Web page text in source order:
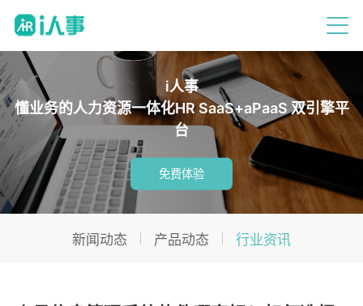
i人事
懂业务的人力资源一体化HR SaaS+aPaaS 双引擎平
台
免费体验
新闻动态 产品动态 行业资讯